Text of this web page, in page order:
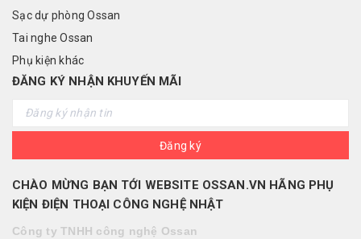
Sạc dự phòng Ossan
Tai nghe Ossan
Phụ kiện khác
ĐĂNG KÝ NHẬN KHUYẾN MÃI
Đăng ký
CHÀO MỪNG BẠN TỚI WEBSITE OSSAN.VN HÃNG PHỤ
KIỆN ĐIỆN THOẠI CÔNG NGHỆ NHẬT
Công ty TNHH công nghệ Ossan